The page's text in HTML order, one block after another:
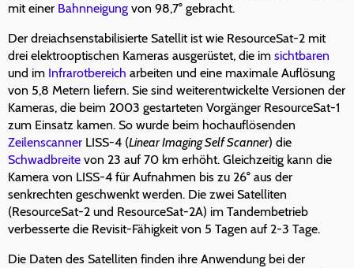
mit einer Bahnneigung von 98,7° gebracht.
Der dreiachsenstabilisierte Satellit ist wie ResourceSat-2 mit
drei elektrooptischen Kameras ausgerüstet, die im sichtbaren
und im Infrarotbereich arbeiten und eine maximale Auflösung
von 5,8 Metern liefern. Sie sind weiterentwickelte Versionen der
Kameras, die beim 2003 gestarteten Vorgänger ResourceSat-1
zum Einsatz kamen. So wurde beim hochauflösenden
Zeilenscanner LISS-4 (Linear Imaging Self Scanner) die
Schwadbreite von 23 auf 70 km erhöht. Gleichzeitig kann die
Kamera von LISS-4 für Aufnahmen bis zu 26° aus der
senkrechten geschwenkt werden. Die zwei Satelliten
(ResourceSat-2 und ResourceSat-2A) im Tandembetrieb
verbesserte die Revisit-Fähigkeit von 5 Tagen auf 2-3 Tage.
Die Daten des Satelliten finden ihre Anwendung bei der